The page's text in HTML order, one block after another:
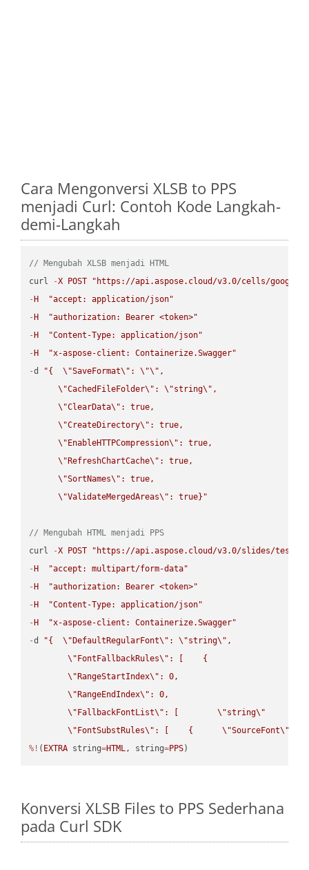
Cara Mengonversi XLSB to PPS
menjadi Curl: Contoh Kode Langkah-
demi-Langkah
// Mengubah XLSB menjadi HTML
curl
-X POST
"https://api.aspose.cloud/v3.0/cells/
- H
"accept: application/json"
- H
"authorization: Bearer <token>"
- H
"Content-Type: application/json"
- H
"x-aspose-client: Containerize.Swagger"
-d "{ \"SaveFormat\" : \"\" ,
\"CachedFileFolder\" : \"string\" ,
\"ClearData\" : true,
\"CreateDirectory\" : true,
\" EnableHTTPCompression\" : true,
\" RefreshChartCache\" : true,
\"SortNames\" : true,
\"ValidateMergedAreas\" : true}"
// Mengubah HTML menjadi PPS
curl
-X POST
"https://api.aspose.cloud/v3.0/slides/test-
- H
"accept: multipart/form-data"
- H
"authorization: Bearer <token>"
- H
"Content-Type: application/json"
- H
"x-aspose-client: Containerize.Swagger"
-d "{ \" DefaultRegularFont\" : \"string\" ,
\" FontFallbackRules\" : [    {
\" RangeStartIndex\" : 0,
\" RangeEndIndex\" : 0,
\" FallbackFontList\" : [ \"string\"
\" FontSubstRules\" : [    { \"SourceFont\"
%! ( EXTRA string=HTML, string=PPS)
Konversi XLSB Files to PPS Sederhana
pada Curl SDK